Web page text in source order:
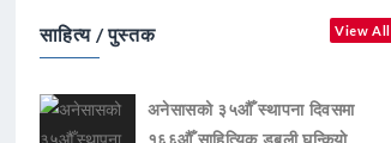
साहित्य / पुस्तक View All
अनेसासको ३५औँ स्थापना दिवसमा
१६६औँ साहित्यिक डबली घन्कियाे